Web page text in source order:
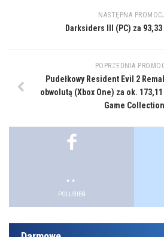
NASTĘPNA
Darksiders III (PC) za 93,33
POPRZEDNIA
Pudełkowy Resident Evil 2
obwolutą (Xbox One) za ok. 173,11
Game Collection
...
POLUBIEŃ